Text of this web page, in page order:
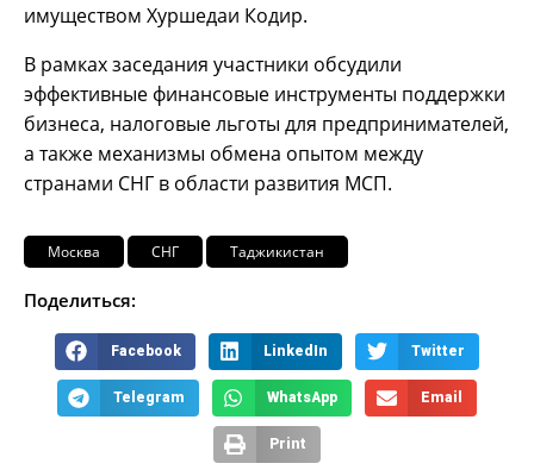
имуществом Хуршедаи Кодир.
В рамках заседания участники обсудили
эффективные финансовые инструменты поддержки
бизнеса, налоговые льготы для предпринимателей,
а также механизмы обмена опытом между
странами СНГ в области развития МСП.
Москва СНГ Таджикистан
Поделиться:
Facebook LinkedIn Twitter
Telegram WhatsApp Email
Print